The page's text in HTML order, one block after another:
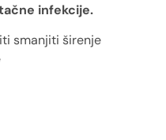
infekcije.
smanjiti širenje